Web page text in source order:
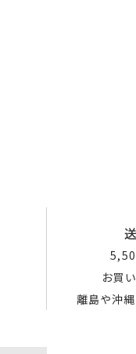
お買
離島や沖